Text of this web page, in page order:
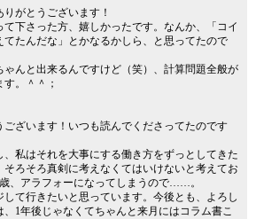
がとうございます！
下さった方、嬉しかったです。なんか、「コイ
てたんだな」とかなるかしら、と思ってたので
んと出来るんですけど（笑）、計算問題全般が
。＾＾；
ざいます！いつも読んでくださってたのです
、私はそれを大事にする働き方をずっとしてきた
ろそろ真剣に考えなくてはいけないと考えてお
、アラフォーになってしまうので……。
して行きたいと思っています。今後とも、よろし
、1年後じゃなくてちゃんと来月にはコラム書こ